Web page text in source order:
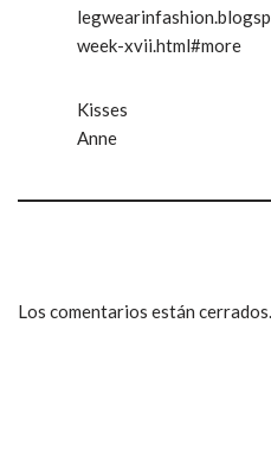
week-xvii.html#more
Kisses
Anne
Los comentarios están cerrados.